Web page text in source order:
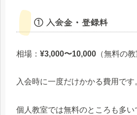
① 入会金・登録料
相場： ¥3,000〜10,000 （無料の
入会時に一度だけかかる費用です
個人教室では無料のところも多い